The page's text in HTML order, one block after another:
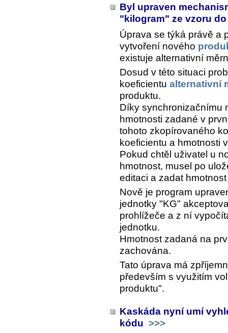
Byl upraven
"kilogram" ze vzoru
Úprava se týká právě a
vytvoření nového
existuje alternativní
Dosud v této situaci
koeficientu alternativní
produktu.
Díky synchronizačnímu
hmotnosti zadané v
tohoto zkopírovaného
koeficientu a hmotnosti
Pokud chtěl uživatel u
hmotnost, musel po
editaci a zadat
Nově je program
jednotky "KG"
prohlížeče a z ní
jednotku.
Hmotnost zadaná na
zachována.
Tato úprava má
především s využitím
produktu".
Kaskáda nyní umí
kódu >>>